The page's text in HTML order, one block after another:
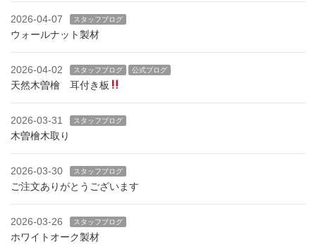
2026-04-07 スタッフブログ
ウォールナット製材
2026-04-02 スタッフブログ 公式ブログ
天然木曽檜 耳付き板
2026-03-31 スタッフブログ
木曽檜木取り
2026-03-30 スタッフブログ
ご注文ありがとうございます
2026-03-26 スタッフブログ
ホワイトオーク製材